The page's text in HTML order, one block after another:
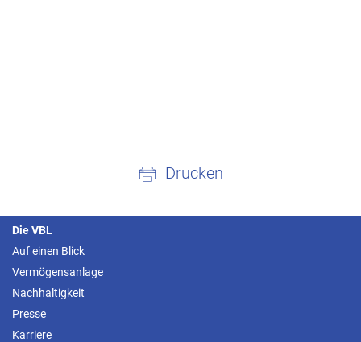
Drucken
Die VBL
Auf einen Blick
Vermögensanlage
Nachhaltigkeit
Presse
Karriere